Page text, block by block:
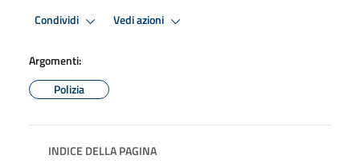
Condividi Vedi azioni
Argomenti:
Polizia
INDICE DELLA PAGINA